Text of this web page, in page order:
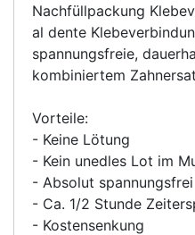
Nachfüllpackung
al dente
spannungsfreie,
kombiniertem
Vorteile:
- Keine Lötung
- Kein unedles Lot im
- Absolut spannungsfrei
- Ca. 1/2 Stunde
- Kostensenkung